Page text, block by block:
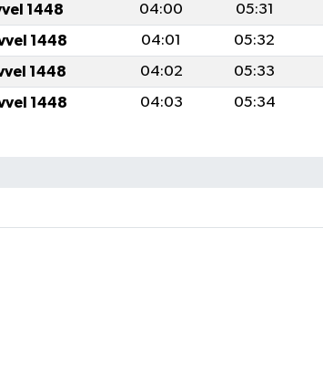
1448 04:00 05:31
1448 04:01 05:32
1448 04:02 05:33
1448 04:03 05:34